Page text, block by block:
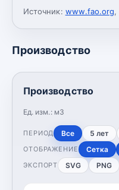
Источник: www.fao.org,
Производство
Производство
Ед. изм.: м3
ПЕРИОД Все 5 лет
ОТОБРАЖЕНИЕ Сетка
ЭКСПОРТ SVG PNG